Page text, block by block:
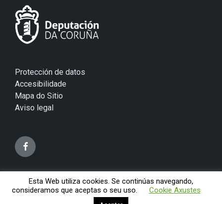
Protección de datos
Accesibilidade
Mapa do Sitio
Aviso legal
© 2026 Concello de Mugardos
Esta Web utiliza cookies. Se continúas navegando,
consideramos que aceptas o seu uso.
Cookie Axustes